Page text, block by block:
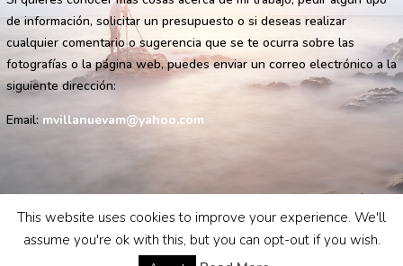
de información, solicitar un presupuesto o si deseas realizar
cualquier comentario o sugerencia que se te ocurra sobre las
fotografías o la página web, puedes enviar un correo electrónico a la
siguiente dirección:
Email: mvillanuevam@yahoo.com
This website uses cookies to improve your experience. We'll
assume you're ok with this, but you can opt-out if you wish.